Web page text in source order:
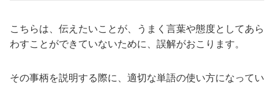
こちらは、伝えたいことが、うまく言葉や態度としてあら
わすことができていないために、誤解がおこります。
その事柄を説明する際に、適切な単語の使い方になってい